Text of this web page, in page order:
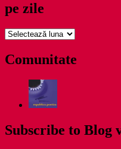
pe zile
pe
Comunitate
Subscribe to Blog